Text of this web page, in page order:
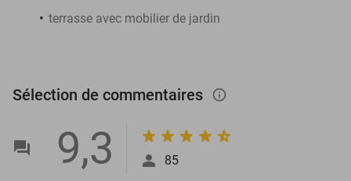
terrasse avec mobilier de jardin
Sélection de commentaires info_outlined
9,3 85